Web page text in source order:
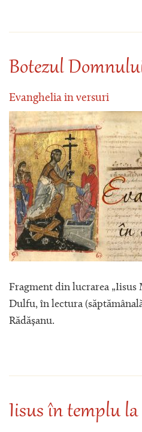
Botezul
Evanghelia in versuri
Fragment din lucrarea
Dulfu, în lectura
Rădășanu.
Iisus în templu la